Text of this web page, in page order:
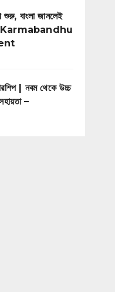
শুরু, বাংলা জানলেই
Karmabandhu
| নবম থেকে উচ্চ
–